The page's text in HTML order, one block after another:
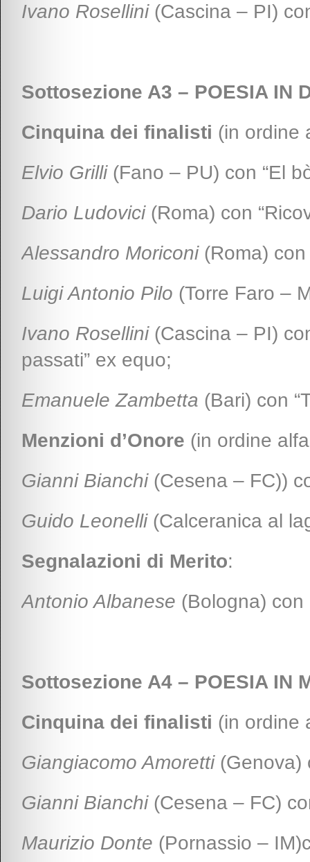
Ivano Rosellini(Cascina – PI)
Sottosezione A3 – POESIA IN
Cinquina dei finalisti (in ordine
Elvio Grilli(Fano – PU) con “El
Dario Ludovici (Roma) con
Alessandro Moriconi(Roma) con
Luigi Antonio Pilo (Torre Faro –
Ivano Rosellini(Cascina – PI)
passati” ex equo;
Emanuele Zambetta (Bari) con
Menzioni d’Onore (in ordine
Gianni Bianchi(Cesena – FC))
Guido Leonelli(Calceranica al
Segnalazioni di Merito:
Antonio Albanese (Bologna) con
Sottosezione A4 – POESIA IN
Cinquina dei finalisti (in ordine
Giangiacomo Amoretti (Genova)
Gianni Bianchi(Cesena – FC)
Maurizio Donte (Pornassio –